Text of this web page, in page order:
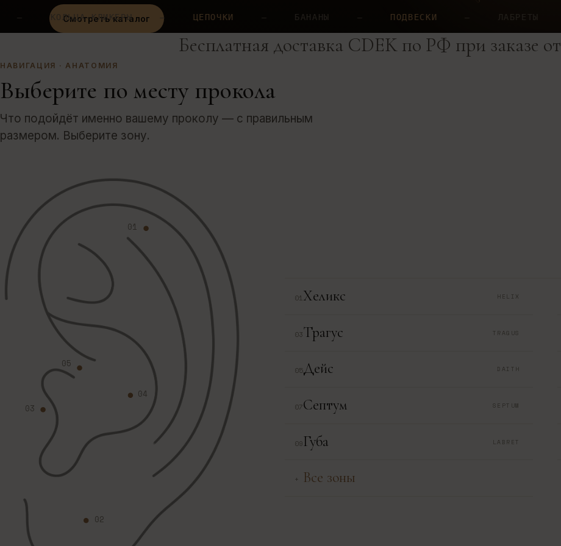
Смотреть каталог
КЛИКЕРЫ — ЦЕПОЧКИ — БАНАНЫ — ПОДВЕСКИ — ЛАБРЕТЫ —
Бесплатная доставка CDEK по РФ при заказе от
НАВИГАЦИЯ · АНАТОМИЯ
Выберите по месту прокола
Что подойдёт именно вашему проколу — с правильным
размером. Выберите зону.
01
05
04
03
02
01Хеликс HELIX
03Трагус TRAGUS
05Дейс DAITH
07Септум SEPTUM
09Губа LABRET
+ Все зоны